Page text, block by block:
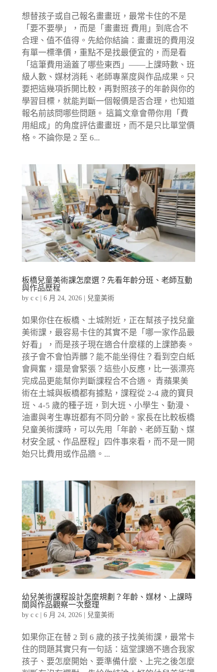
想替孩子或自己報名畫畫班，最常卡住的不是
「要不要學」，而是「畫畫班 費用」到底合不
合理、值不值得。先給你結論：畫畫班的費用沒
有單一標準價，重點不是找最便宜的，而是看
「這筆費用涵蓋了哪些東西」——上課時數、班
級人數、媒材消耗、老師專業度與作品成果。只
要把這幾項拆開比較，再對照孩子的年齡與你的
學習目標，就能判斷一個報價是否合理，也知道
報名前該問哪些問題。 這篇文章會帶你用「費
用組成」的角度評估畫畫班，而不是只比單堂價
格。不論你是 2 至 6...
板橋兒童美術課怎麼選？先看年齡分班、老師互動
與作品歷程
by c c| 6 月 24, 2026| 兒童美術
如果你住在板橋、土城附近，正在幫孩子找兒童
美術課，最容易卡住的其實不是「哪一家作品最
好看」，而是孩子現在適合什麼樣的上課節奏。
孩子會不會怕弄髒？能不能坐得住？看到空白紙
會興奮，還是會緊張？這些小反應，比一張漂亮
完成品更能幫你判斷課程合不合適。 青蘋果美
術在土城與板橋都有據點，課程從 2-4 歲的寶貝
班、4-5 歲的種子班，到大班、小學生、動漫、
油畫與考生專班都有不同分齡。家長在比較板橋
兒童美術課時，可以先用「年齡、老師互動、媒
材安全感、作品歷程」四件事來看，而不是一開
始只比費用或作品牆。...
幼兒美術課程設計怎麼規劃？年齡、媒材、上課時
間與作品觀察一次整理
by c c| 6 月 24, 2026| 兒童美術
如果你正在替 2 到 6 歲的孩子找美術課，最常卡
住的問題其實只有一句話：這堂課適不適合我家
孩子、要怎麼開始、要準備什麼、上完之後怎麼